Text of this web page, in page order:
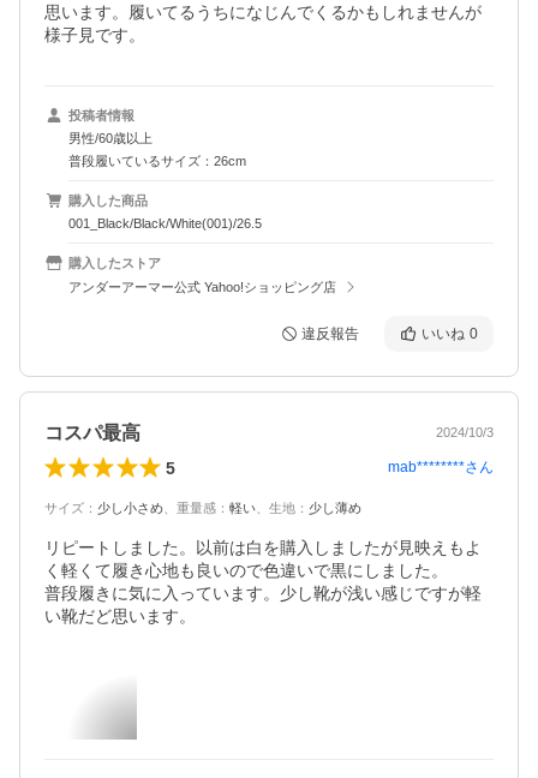
思います。履いてるうちになじんでくるかもしれませんが
様子見です。
投稿者情報
男性/60歳以上
普段履いているサイズ：26cm
購入した商品
001_Black/Black/White(001)/26.5
購入したストア
アンダーアーマー公式 Yahoo!ショッピング店
違反報告 いいね 0
コスパ最高 2024/10/3
5 mab********さん
サイズ ： 少し小さめ 重量感 ： 軽い 生地 ： 少し薄め
リピートしました。以前は白を購入しましたが見映えもよ
く軽くて履き心地も良いので色違いで黒にしました。
普段履きに気に入っています。少し靴が浅い感じですが軽
い靴だど思います。